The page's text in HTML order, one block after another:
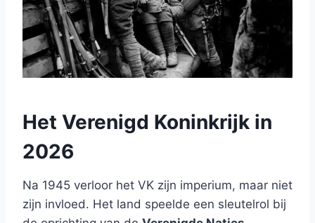
Het Verenigd Koninkrijk in
2026
Na 1945 verloor het VK zijn imperium, maar niet
zijn invloed. Het land speelde een sleutelrol bij